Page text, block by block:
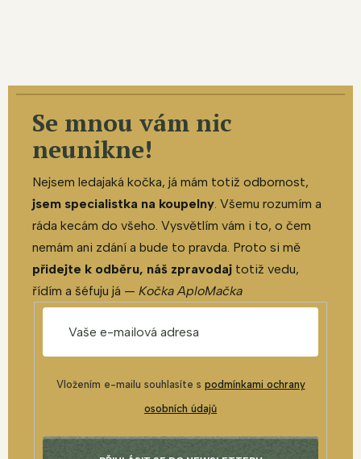
Se mnou vám nic
neunikne!
Nejsem ledajaká kočka, já mám totiž odbornost,
jsem specialistka na koupelny. Všemu rozumím a
ráda kecám do všeho. Vysvětlím vám i to, o čem
nemám ani zdání a bude to pravda. Proto si mě
přidejte k odběru, náš zpravodaj totiž vedu,
řídím a šéfuju já — Kočka AploMačka
Vložením e-mailu souhlasíte s podmínkami ochrany
osobních údajů